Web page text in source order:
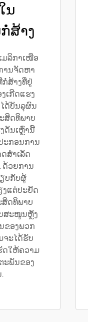
ນ
ສ້າງ
ມລິກາເໜືອ
ານຈັດຫາ
ກໍ່ສ້າງທີ່ຢູ່
ເກີດແຮງ
ດ້ບັນລຸຜົນ
ສິດທິພາບ
ດັນເຫຼົ່ານີ້
ະກອນການ
ສຳເລັດ
ດ້ວຍການ
ຽບກັບຜູ້
ງແຕ່ປະຢັດ
ສິດທິພາບ
ສະໜູນຫຼັງ
ຂອງພວກ
ຈະໄດ້ຮັບ
ດໃຫ້ຄວາມ
ະພັນຂອງ